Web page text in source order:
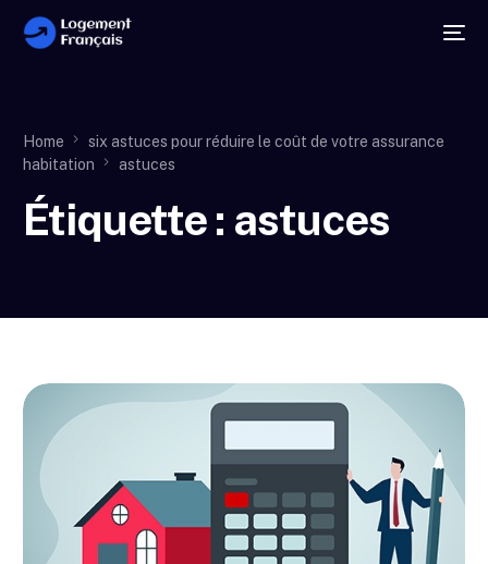
Home
six astuces pour réduire le coût de votre assurance
habitation
astuces
Étiquette : astuces